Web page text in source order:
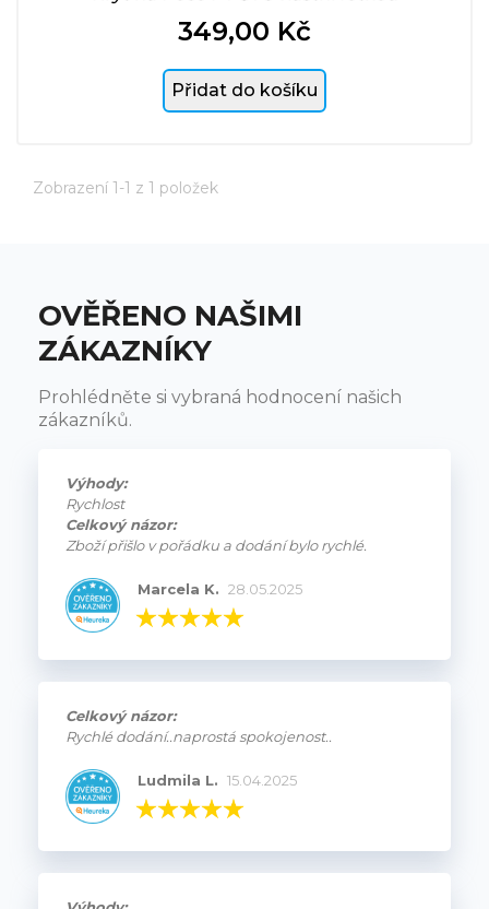
Cena
349,00 Kč
Přidat do košíku
Zobrazení 1-1 z 1 položek
OVĚŘENO NAŠIMI
ZÁKAZNÍKY
Prohlédněte si vybraná hodnocení našich
zákazníků.
Výhody:
Rychlost
Celkový názor:
Zboží přišlo v pořádku a dodání bylo rychlé.
Marcela K. 28.05.2025
Celkový názor:
Rychlé dodání..naprostá spokojenost..
Ludmila L. 15.04.2025